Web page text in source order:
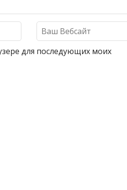
для последующих моих